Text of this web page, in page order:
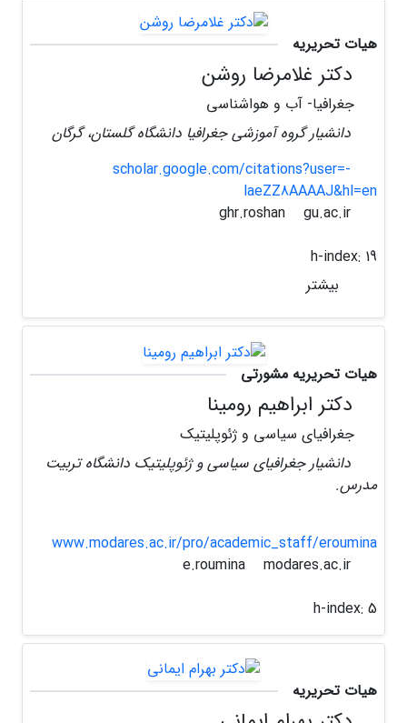
هیات تحریریه
دکتر غلامرضا روشن
جغرافیا- آب و هواشناسی
دانشیار گروه آموزشی جغرافیا دانشگاه گلستان، گرگان
scholar.google.com/citations?user=-
laeZZ8AAAAJ&hl=en
gu.ac.ir
h-index: 19
بیشتر
هیات تحریریه مشورتی
دکتر ابراهیم رومینا
جغرافیای سیاسی و ژئوپلیتیک
دانشیار جغرافیای سیاسی و ژئوپلیتیک دانشگاه تربیت
مدرس.
www.modares.ac.ir/pro/academic_staff/eroumina
modares.ac.ir
h-index: 5
هیات تحریریه